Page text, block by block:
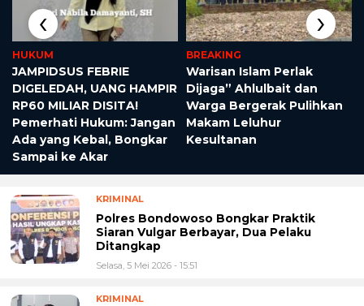
HUKUM
JAMPIDSUS FEBRIE
DIGELEDAH, UANG HAMPIR
RP60 MILIAR DISITA!
Pemerhati Hukum: Jangan
Ada yang Kebal, Bongkar
Sampai ke Akar
BREAKING
Warisan Islam Perlak
Dijaga” Ahlulbait dan
Warga Bergerak Pulihkan
Makam Leluhur
Kesultanan
‹ ›
KRIMINAL
Polres Bondowoso Bongkar Praktik
Siaran Vulgar Berbayar, Dua Pelaku
Ditangkap
Selasa, 5 Mei 2026 - 15:51
KRIMINAL